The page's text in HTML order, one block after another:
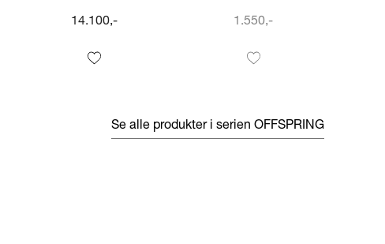
14.100,- 1.550,-
Se alle produkter i serien OFFSPRING